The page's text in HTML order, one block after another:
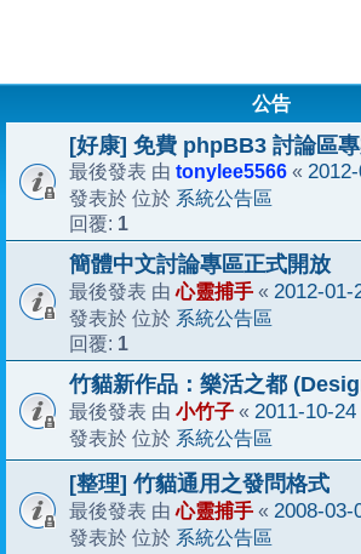
公告
[好康] 免費 phpBB3 討論區
最後發表 由 tonylee5566 «
發表於 位於 系統公告區
回覆: 1
簡體中文討論專區正式開放
最後發表 由心靈捕手 « 2012-01-
發表於 位於 系統公告區
回覆: 1
竹貓新作品：樂活之都
最後發表 由 小竹子 « 2011-10-
發表於 位於 系統公告區
[整理] 竹貓通用之發問格式
最後發表 由心靈捕手 « 2008-03-
發表於 位於 系統公告區